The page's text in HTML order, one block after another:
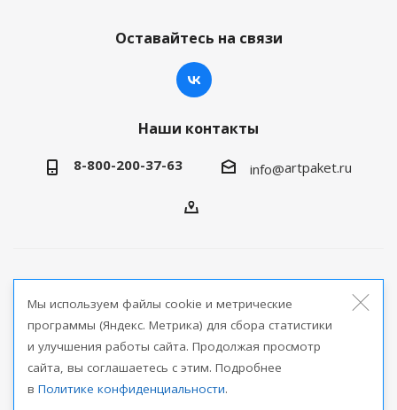
Оставайтесь на связи
Наши контакты
8-800-200-37-63 info@artpaket.ru
продукции
Версия для печати
Мы используем файлы cookie и метрические
программы (Яндекс. Метрика) для сбора статистики
и улучшения работы сайта. Продолжая просмотр
сайта, вы соглашаетесь с этим. Подробнее
в Политике конфиденциальности.